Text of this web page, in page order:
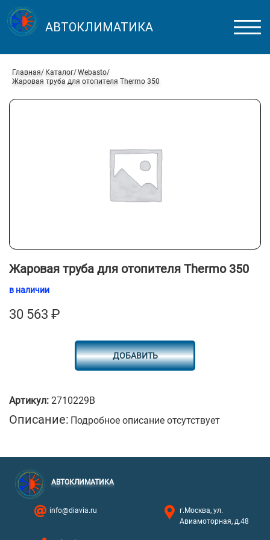
АВТОКЛИМАТИКА
Главная Каталог Webasto
Жаровая труба для отопителя Thermo 350
Жаровая труба для отопителя Thermo 350
в наличии
30 563 ₽
ДОБАВИТЬ
Артикул: 2710229B
Описание: Подробное описание отсутствует
АВТОКЛИМАТИКА
info@diavia.ru
г.Москва, ул.
Авиамоторная, д.48